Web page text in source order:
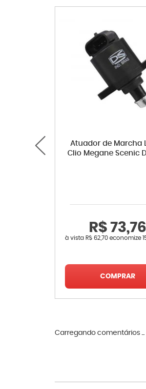
Atuador de Marcha
Clio Megane Scenic
R$ 73,76
à vista R$ 62,70 economize
COMPRAR
Carregando comentários ...